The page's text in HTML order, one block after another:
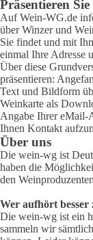
Präsentieren
Auf Wein-WG.de
über Winzer und
Sie findet und mit
einmal Ihre Adresse
Über diese
präsentieren:
Text und Bildform
Weinkarte als
Angabe Ihrer eMail-
Ihnen Kontakt
Über uns
Die wein-wg ist
haben die
den
Wer aufhört besser
Die wein-wg ist ein
sammeln wir